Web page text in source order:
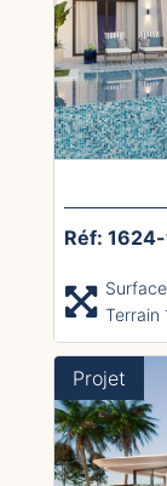
Réf:
Terrain
Projet